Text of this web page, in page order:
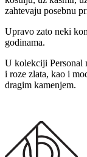
zahtevaju posebnu
Upravo zato neki
godinama.
U kolekciji Personal
i roze zlata, kao i
dragim kamenjem.